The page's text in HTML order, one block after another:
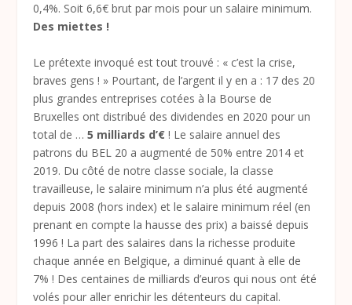
0,4%. Soit 6,6€ brut par mois pour un salaire minimum.
Des miettes !
Le prétexte invoqué est tout trouvé : « c’est la crise,
braves gens ! » Pourtant, de l’argent il y en a : 17 des 20
plus grandes entreprises cotées à la Bourse de
Bruxelles ont distribué des dividendes en 2020 pour un
total de …5 milliards d’€ ! Le salaire annuel des
patrons du BEL 20 a augmenté de 50% entre 2014 et
2019. Du côté de notre classe sociale, la classe
travailleuse, le salaire minimum n’a plus été augmenté
depuis 2008 (hors index) et le salaire minimum réel (en
prenant en compte la hausse des prix) a baissé depuis
1996 ! La part des salaires dans la richesse produite
chaque année en Belgique, a diminué quant à elle de
7% ! Des centaines de milliards d’euros qui nous ont été
volés pour aller enrichir les détenteurs du capital.